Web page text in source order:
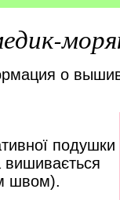
о
подушки
швом).